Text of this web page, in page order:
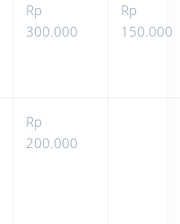
Rp
300.000
Rp
150.000
Rp
200.000